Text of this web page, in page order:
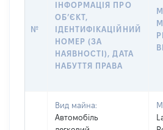
№
ІНФОРМАЦІЯ ПРО
ОБʼЄКТ,
ІДЕНТИФІКАЦІЙНИЙ
НОМЕР (ЗА
НАЯВНОСТІ), ДАТА
НАБУТТЯ ПРАВА
Вид майна:
Автомобіль